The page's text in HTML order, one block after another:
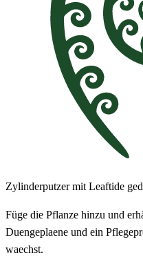
Zylinderputzer mit Leaftide
Füge die Pflanze hinzu und
Duengeplaene und ein
waechst.